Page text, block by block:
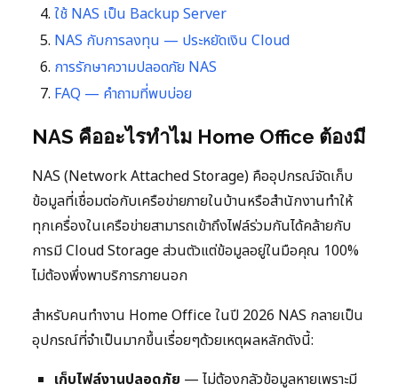
ใช้ NAS เป็น Backup Server
NAS กับการลงทุน — ประหยัดเงิน Cloud
การรักษาความปลอดภัย NAS
FAQ — คำถามที่พบบ่อย
NAS คืออะไรทำไม Home Office ต้องมี
NAS (Network Attached Storage) คืออุปกรณ์จัดเก็บ
ข้อมูลที่เชื่อมต่อกับเครือข่ายภายในบ้านหรือสำนักงานทำให้
ทุกเครื่องในเครือข่ายสามารถเข้าถึงไฟล์ร่วมกันได้คล้ายกับ
การมี Cloud Storage ส่วนตัวแต่ข้อมูลอยู่ในมือคุณ 100%
ไม่ต้องพึ่งพาบริการภายนอก
สำหรับคนทำงาน Home Office ในปี 2026 NAS กลายเป็น
อุปกรณ์ที่จำเป็นมากขึ้นเรื่อยๆด้วยเหตุผลหลักดังนี้:
เก็บไฟล์งานปลอดภัย — ไม่ต้องกลัวข้อมูลหายเพราะมี